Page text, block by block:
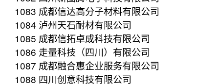
1083 成都信达高分子材料有限公司
1084 泸州天石耐材有限公司
1085 成都信拓卓成科技有限公司
1086 走量科技（四川）有限公司
1087 成都融合惠企业服务有限公司
1088 四川创意科技有限公司